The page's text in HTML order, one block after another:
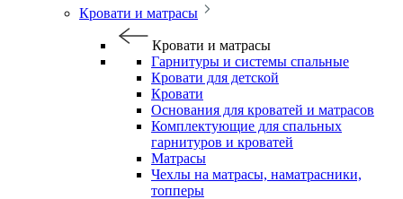
Кровати и матрасы
Кровати и матрасы
Гарнитуры и системы спальные
Кровати для детской
Кровати
Основания для кроватей и матрасов
Комплектующие для спальных
гарнитуров и кроватей
Матрасы
Чехлы на матрасы, наматрасники,
топперы